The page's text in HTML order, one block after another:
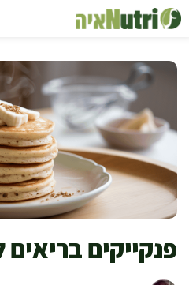
לדלג
לתוכן
פנקייקים בריאים